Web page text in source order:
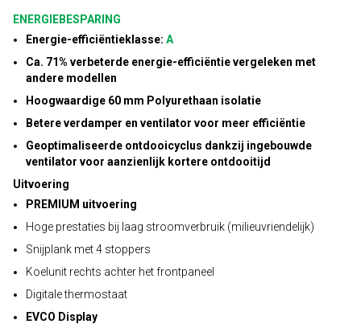
ENERGIEBESPARING
Energie-efficiëntieklasse: A
Ca. 71% verbeterde energie-efficiëntie vergeleken met
andere modellen
Hoogwaardige 60 mm Polyurethaan isolatie
Betere verdamper en ventilator voor meer efficiëntie
Geoptimaliseerde ontdooicyclus dankzij ingebouwde
ventilator voor aanzienlijk kortere ontdooitijd
Uitvoering
PREMIUM uitvoering
Hoge prestaties bij laag stroomverbruik (milieuvriendelijk)
Snijplank met 4 stoppers
Koelunit rechts achter het frontpaneel
Digitale thermostaat
EVCO Display